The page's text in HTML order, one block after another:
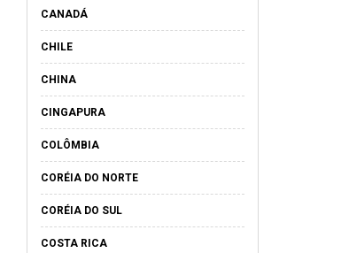
CANADÁ
CHILE
CHINA
CINGAPURA
COLÔMBIA
CORÉIA DO NORTE
CORÉIA DO SUL
COSTA RICA